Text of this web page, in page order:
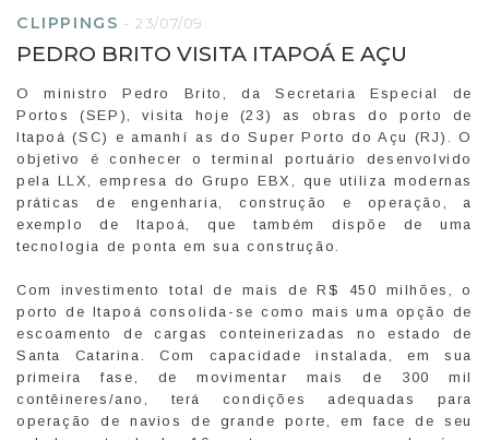
CLIPPINGS - 23/07/09
PEDRO BRITO VISITA ITAPOÁ E AÇU
O ministro Pedro Brito, da Secretaria Especial de
Portos (SEP), visita hoje (23) as obras do porto de
Itapoá (SC) e amanhí as do Super Porto do Açu (RJ). O
objetivo é conhecer o terminal portuário desenvolvido
pela LLX, empresa do Grupo EBX, que utiliza modernas
práticas de engenharia, construção e operação, a
exemplo de Itapoá, que também dispõe de uma
tecnologia de ponta em sua construção.
Com investimento total de mais de R$ 450 milhões, o
porto de Itapoá consolida-se como mais uma opção de
escoamento de cargas conteinerizadas no estado de
Santa Catarina. Com capacidade instalada, em sua
primeira fase, de movimentar mais de 300 mil
contêineres/ano, terá condições adequadas para
operação de navios de grande porte, em face de seu